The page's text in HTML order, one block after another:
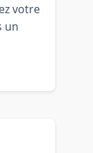
votre
un